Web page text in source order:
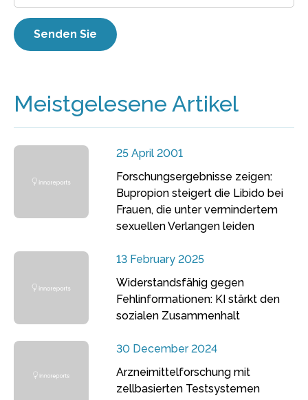
Meistgelesene Artikel
25 April 2001
Forschungsergebnisse zeigen:
Bupropion steigert die Libido bei
Frauen, die unter vermindertem
sexuellen Verlangen leiden
13 February 2025
Widerstandsfähig gegen
Fehlinformationen: KI stärkt den
sozialen Zusammenhalt
30 December 2024
Arzneimittelforschung mit
zellbasierten Testsystemen